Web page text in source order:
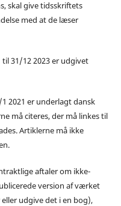
skal give tidsskriftets
med at de læser
31/12 2023 er udgivet
2021 er underlagt dansk
må citeres, der må linkes til
Artiklerne må ikke
aftaler om ikke-
version af værket
udgive det i en bog),